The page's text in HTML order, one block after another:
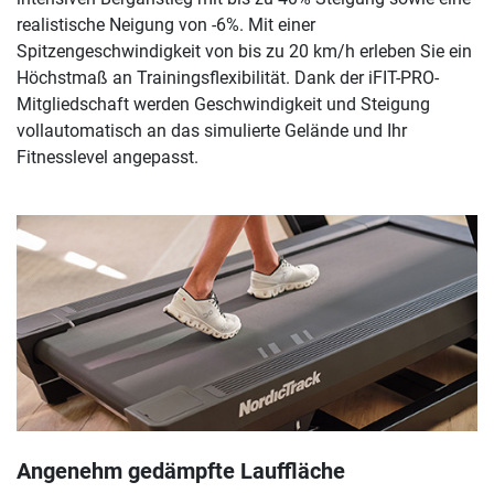
realistische Neigung von -6%. Mit einer
Spitzengeschwindigkeit von bis zu 20 km/h erleben Sie ein
Höchstmaß an Trainingsflexibilität. Dank der iFIT-PRO-
Mitgliedschaft werden Geschwindigkeit und Steigung
vollautomatisch an das simulierte Gelände und Ihr
Fitnesslevel angepasst.
Angenehm gedämpfte Lauffläche